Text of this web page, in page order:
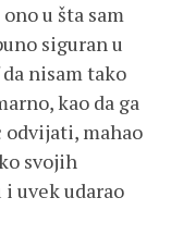
u šta sam
siguran u
nisam tako
kao da ga
odvijati, mahao
svojih
uvek udarao